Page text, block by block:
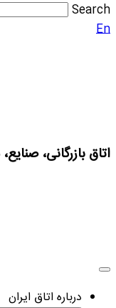
Search
En
اتاق بازرگانی،
درباره اتاق ایران